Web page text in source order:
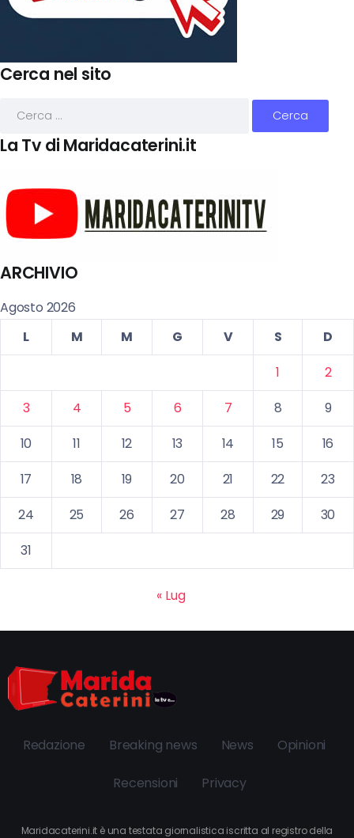
Cerca nel sito
La Tv di Maridacaterini.it
ARCHIVIO
Agosto 2026
L
M M G V S
D
1
2
3
4 5 6 7 8
9
10
11 12 13 14 15
16
17
18 19 20 21 22
23
24
25 26 27 28 29
30
31
« Lug
Redazione Breaking news News Opinioni
Recensioni Privacy
Maridacaterini.it è una testata giornalistica iscritta al registro della